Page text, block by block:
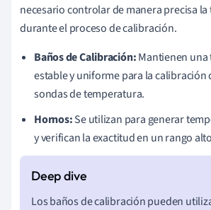
necesario controlar de manera precisa
durante el proceso de calibración.
Baños de Calibración:Mantienen
estable y uniforme para la calibración
sondas de temperatura.
Hornos:Se utilizan para generar
y verifican la exactitud en un rango
Los baños de calibración pueden